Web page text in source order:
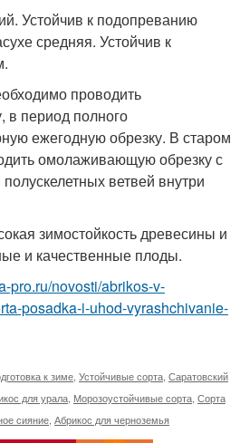
Устойчив к подопреванию
средняя. Устойчив к
проводить
период полного
ежегодную обрезку. В старом
омолаживающую обрезку с
ветвей внутри
зимостойкость древесины и
и качественные плоды.
pro.ru/novosti/abrikos-v-
posadka-i-uhod-vyrashchivanie-
к зиме Устойчивые сорта Саратовский
для урала Морозоустойчивые сорта Сорта
сияние Абрикос для черноземья